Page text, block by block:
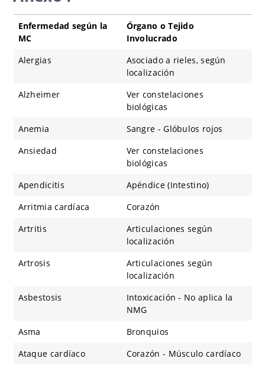
Enfermedad según la
MC
Órgano o Tejido
Involucrado
Alergias
Asociado a rieles, según
localización
Alzheimer
Ver constelaciones
biológicas
Anemia
Sangre - Glóbulos rojos
Ansiedad
Ver constelaciones
biológicas
Apendicitis
Apéndice (Intestino)
Arritmia cardíaca
Corazón
Artritis
Articulaciones según
localización
Artrosis
Articulaciones según
localización
Asbestosis
Intoxicación - No aplica la
NMG
Asma
Bronquios
Ataque cardíaco
Corazón - Músculo cardíaco